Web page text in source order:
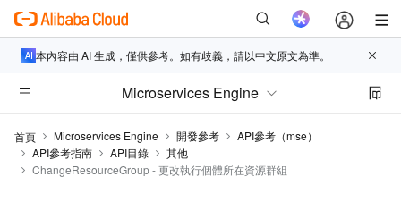
本內容由 AI 生成，僅供參考。如有歧義，請以中文原文為準。
Microservices Engine
首頁 Microservices Engine 開發參考
API參考（mse）
API參考指南
API目錄
其他
ChangeResourceGroup - 更改執行個體所在資源群組